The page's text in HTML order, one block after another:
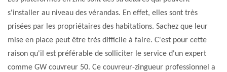
s'installer au niveau des vérandas. En effet, elles sont très
prisées par les propriétaires des habitations. Sachez que leur
mise en place peut être très difficile à faire. C'est pour cette
raison qu'il est préférable de solliciter le service d'un expert
comme GW couvreur 50. Ce couvreur-zingueur professionnel a